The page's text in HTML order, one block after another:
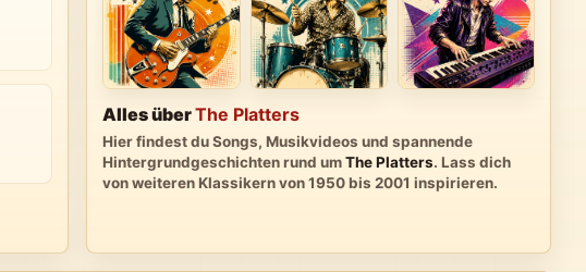
Alles überThe Platters
Hier findest du Songs, Musikvideos und spannende
Hintergrundgeschichten rund umThe Platters. Lass dich
von weiteren Klassikern von 1950 bis 2001 inspirieren.